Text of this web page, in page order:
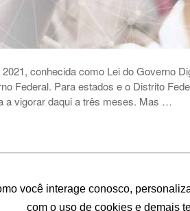
você interage conosco,
com o uso de cookies e demais
conhecida como Lei do Governo
Federal. Para estados e o Distrito
a vigorar daqui a três meses. Mas …